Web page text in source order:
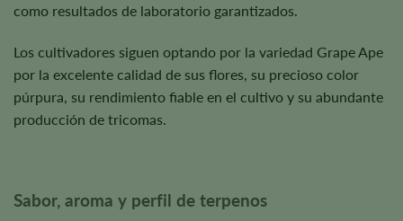
como resultados de laboratorio garantizados.
Los cultivadores siguen optando por la variedad Grape Ape
por la excelente calidad de sus flores, su precioso color
púrpura, su rendimiento fiable en el cultivo y su abundante
producción de tricomas.
Sabor, aroma y perfil de terpenos